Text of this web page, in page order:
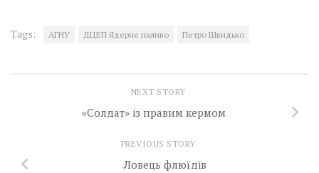
Tags: АГНУ ДЦЕП Ядерне паливо Петро Швидько
NEXT STORY
«Солдат» із правим кермом
PREVIOUS STORY
Ловець флюїдів